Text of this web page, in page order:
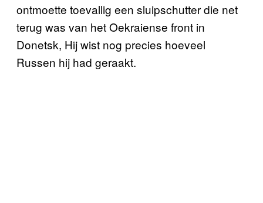
ontmoette toevallig een sluipschutter die net
terug was van het Oekraiense front in
Donetsk, Hij wist nog precies hoeveel
Russen hij had geraakt.